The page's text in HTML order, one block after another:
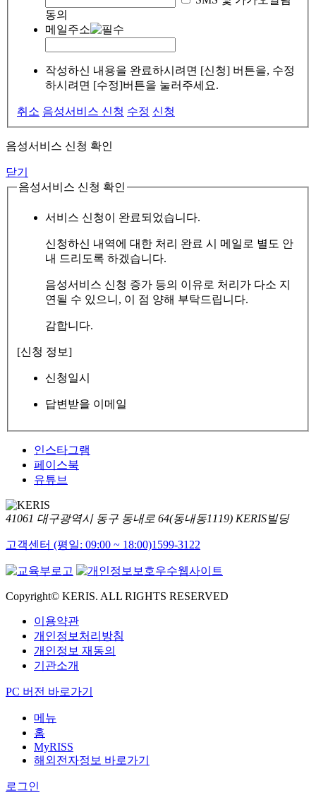
동의
메일주소
작성하신 내용을 완료하시려면 [신청] 버튼을, 수정
하시려면 [수정]버튼을 눌러주세요.
취소 음성서비스 신청 수정 신청
음성서비스 신청 확인
닫기
음성서비스 신청 확인
서비스 신청이 완료되었습니다.
신청하신 내역에 대한 처리 완료 시 메일로 별도 안
내 드리도록 하겠습니다.
음성서비스 신청 증가 등의 이유로 처리가 다소 지
연될 수 있으니, 이 점 양해 부탁드립니다.
감합니다.
[신청 정보]
신청일시
답변받을 이메일
인스타그램
페이스북
유튜브
41061 대구광역시 동구 동내로 64(동내동1119) KERIS빌딩
고객센터 (평일: 09:00 ~ 18:00)1599-3122
Copyright© KERIS. ALL RIGHTS RESERVED
이용약관
개인정보처리방침
개인정보 재동의
기관소개
PC 버전 바로가기
메뉴
홈
MyRISS
해외전자정보 바로가기
로그인